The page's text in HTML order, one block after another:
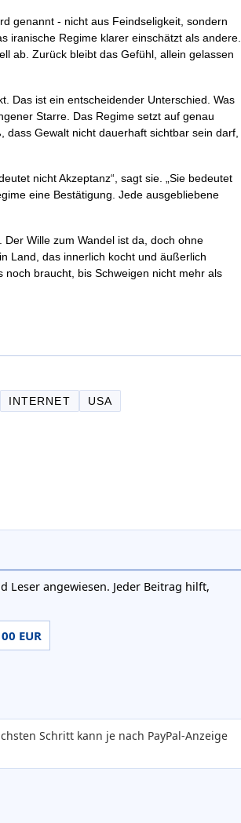
genannt - nicht aus Feindseligkeit, sondern
iranische Regime klarer einschätzt als andere.
ab. Zurück bleibt das Gefühl, allein gelassen
Das ist ein entscheidender Unterschied. Was
Starre. Das Regime setzt auf genau
dass Gewalt nicht dauerhaft sichtbar sein darf,
nicht Akzeptanz“, sagt sie. „Sie bedeutet
eine Bestätigung. Jede ausgebliebene
Wille zum Wandel ist da, doch ohne
Land, das innerlich kocht und äußerlich
braucht, bis Schweigen nicht mehr als
INTERNET USA
Leser angewiesen. Jeder Beitrag hilft,
EUR
Schritt kann je nach PayPal-Anzeige